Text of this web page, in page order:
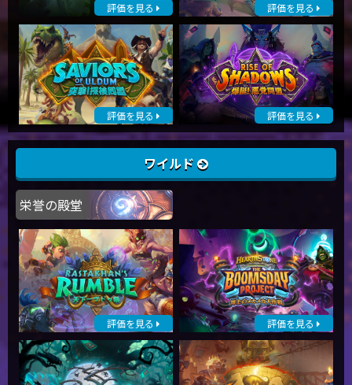
評価を見る 評価を見る
評価を見る 評価を見る
ワイルド
栄誉の殿堂
評価を見る 評価を見る